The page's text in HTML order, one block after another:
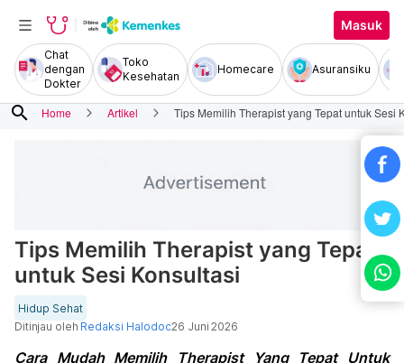
Masuk
Chat
dengan
Dokter
Toko
Kesehatan
Homecare Asuransiku
search Home Artikel Tips Memilih Therapist yang Tepat untuk Sesi
Tips Memilih Therapist yang Tepat
untuk Sesi Konsultasi
Hidup Sehat
Ditinjau oleh Redaksi Halodoc26 Juni 2026
Cara Mudah Memilih Therapist Yang Tepat Untuk